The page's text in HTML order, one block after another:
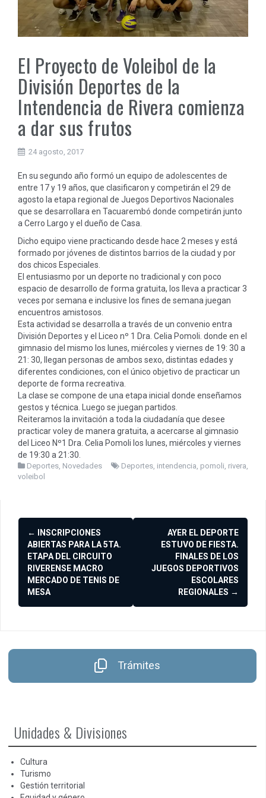
El Proyecto de Voleibol de la
División Deportes de la
Intendencia de Rivera comienza
a dar sus frutos
24 agosto, 2017
En su segundo año formó un equipo de adolescentes de
entre 17 y 19 años, que clasificaron y competirán el 29 de
agosto la etapa regional de Juegos Deportivos Nacionales
que se desarrollara en Tacuarembó donde competirán junto
a Cerro Largo y el dueño de Casa.
Dicho equipo viene practicando desde hace 2 meses y está
formado por jóvenes de distintos barrios de la ciudad y por
dos chicos Especiales.
El entusiasmo por un deporte no tradicional y con poco
espacio de desarrollo de forma gratuita, los lleva a practicar 3
veces por semana e inclusive los fines de semana juegan
encuentros amistosos.
Esta actividad se desarrolla a través de un convenio entra
División Deportes y el Liceo nº 1 Dra. Celia Pomoli. donde en el
gimnasio del mismo los lunes, miércoles y viernes de 19: 30 a
21: 30, llegan personas de ambos sexo, distintas edades y
diferentes condiciones, con el único objetivo de practicar un
deporte de forma recreativa.
La clase se compone de una etapa inicial donde enseñamos
gestos y técnica. Luego se juegan partidos.
Reiteramos la invitación a toda la ciudadanía que desee
practicar voley de manera gratuita, a acercarse al gimnasio
del Liceo Nº1 Dra. Celia Pomoli los lunes, miércoles y viernes
de 19:30 a 21:30.
Deportes, Novedades Deportes, intendencia, pomoli, rivera,
voleibol
Navegación
de
entradas
←
INSCRIPCIONES
ABIERTAS PARA LA 5TA.
ETAPA DEL CIRCUITO
RIVERENSE MACRO
MERCADO DE TENIS DE
MESA
AYER EL DEPORTE
ESTUVO DE FIESTA.
FINALES DE LOS
JUEGOS DEPORTIVOS
ESCOLARES
REGIONALES →
Trámites
Unidades & Divisiones
Cultura
Turismo
Gestión territorial